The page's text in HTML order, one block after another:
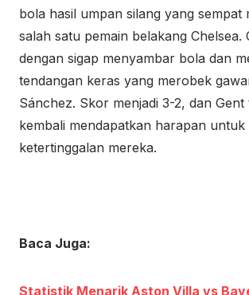
bola hasil umpan silang yang sempat
salah satu pemain belakang Chelsea.
dengan sigap menyambar bola dan
tendangan keras yang merobek
Sánchez. Skor menjadi 3-2, dan
kembali mendapatkan harapan untuk
ketertinggalan mereka.
Baca Juga:
Statistik Menarik Aston Villa vs